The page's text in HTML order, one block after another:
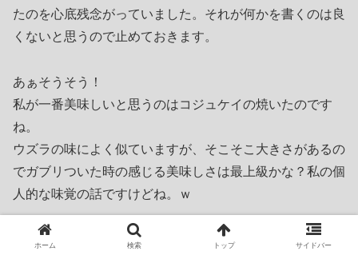
たのを心底残念がっていました。それが何かを書くのは良
くないと思うので止めておきます。
あぁそうそう！
私が一番美味しいと思うのはコジュケイの焼いたのです
ね。
ウズラの味によく似ていますが、そこそこ大きさがあるの
でガブリついた時の感じる美味しさは最上級かな？私の個
人的な味覚の話ですけどね。ｗ
>イタリアでカース・マルツゥ
ホーム 検索 トップ サイドバー